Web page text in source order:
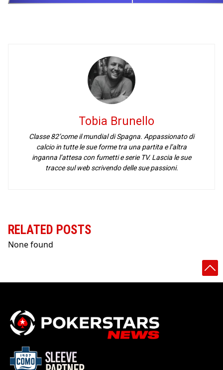
Tobia Brunello
Classe 82’come il mundial di Spagna. Appassionato di
calcio in tutte le sue forme tra una partita e l’altra
inganna l’attesa con fumetti e serie TV. Lascia le sue
tracce sul web scrivendo delle sue passioni.
RELATED POSTS
None found